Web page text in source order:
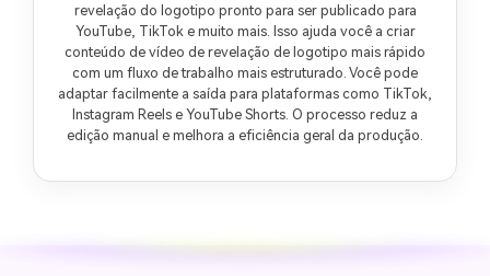
revelação do logotipo pronto para ser publicado para
YouTube, TikTok e muito mais. Isso ajuda você a criar
conteúdo de vídeo de revelação de logotipo mais rápido
com um fluxo de trabalho mais estruturado. Você pode
adaptar facilmente a saída para plataformas como TikTok,
Instagram Reels e YouTube Shorts. O processo reduz a
edição manual e melhora a eficiência geral da produção.